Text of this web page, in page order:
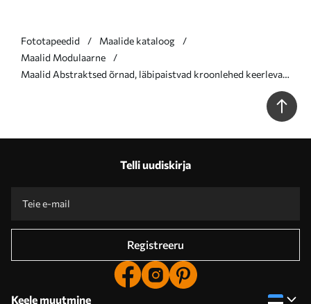
Fototapeedid
Maalide kataloog
Maalid Modulaarne
Maalid Abstraktsed õrnad, läbipaistvad kroonlehed keerlevad
sissepoole pehme valguse ja maalilise tekstuuriga. Nr m01244
Telli uudiskirja
Registreeru
Keele muutmine